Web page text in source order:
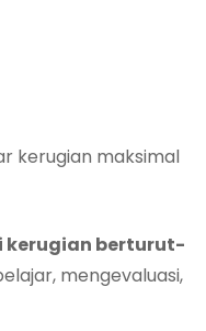
kerugian maksimal
kerugian berturut-
mengevaluasi,